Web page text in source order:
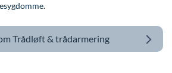
Trådløft & trådarmering